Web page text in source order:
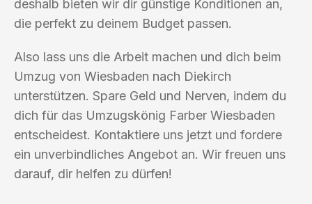
deshalb bieten wir dir günstige Konditionen an,
die perfekt zu deinem Budget passen.
Also lass uns die Arbeit machen und dich beim
Umzug von Wiesbaden nach Diekirch
unterstützen. Spare Geld und Nerven, indem du
dich für das Umzugskönig Farber Wiesbaden
entscheidest. Kontaktiere uns jetzt und fordere
ein unverbindliches Angebot an. Wir freuen uns
darauf, dir helfen zu dürfen!